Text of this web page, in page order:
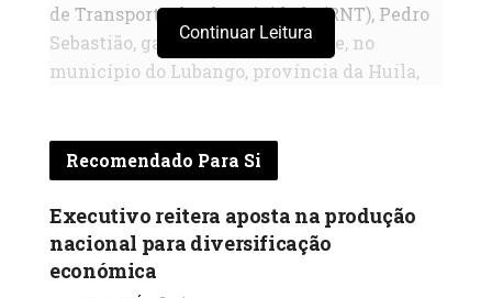
de Transporte de Electricidade (RNT), Pedro
Sebastião, garantiu recentemente, no
município do Lubango, província da Huila,
portas para o processo de exportação do
produto.
Pedro Sebastião informou que, numa
primeira fase deste projecto, o executivo
Continuar Leitura
Recomendado Para Si
Executivo reitera aposta na produção
nacional para diversificação
económica